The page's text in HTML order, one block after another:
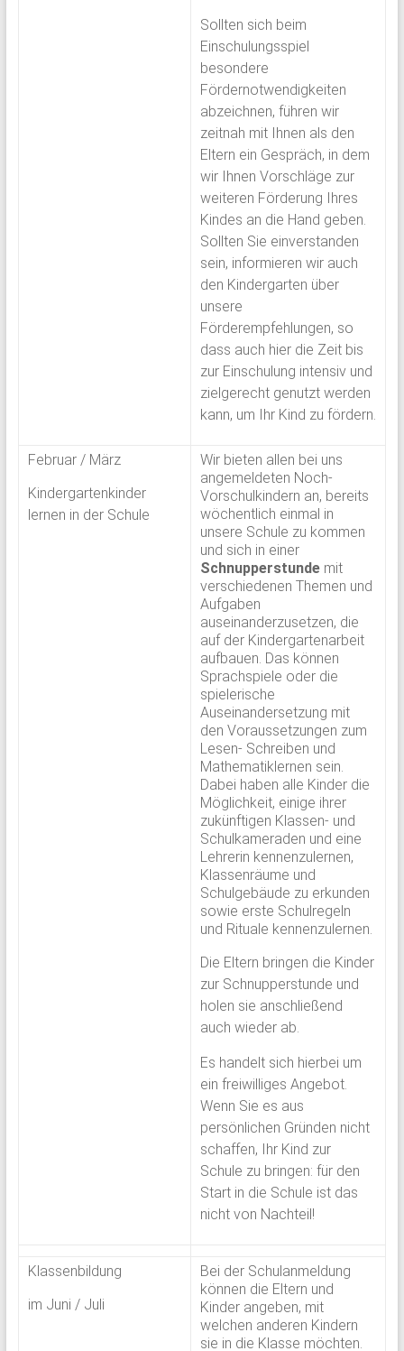
Sollten sich beim
Einschulungsspiel
besondere
Fördernotwendigkeiten
abzeichnen, führen wir
zeitnah mit Ihnen als den
Eltern ein Gespräch, in dem
wir Ihnen Vorschläge zur
weiteren Förderung Ihres
Kindes an die Hand geben.
Sollten Sie einverstanden
sein, informieren wir auch
den Kindergarten über
unsere
Förderempfehlungen, so
dass auch hier die Zeit bis
zur Einschulung intensiv und
zielgerecht genutzt werden
kann, um Ihr Kind zu fördern.
Februar / März
Kindergartenkinder
lernen in der Schule
Wir bieten allen bei uns
angemeldeten Noch-
Vorschulkindern an, bereits
wöchentlich einmal in
unsere Schule zu kommen
und sich in einer
Schnupperstunde mit
verschiedenen Themen und
Aufgaben
auseinanderzusetzen, die
auf der Kindergartenarbeit
aufbauen. Das können
Sprachspiele oder die
spielerische
Auseinandersetzung mit
den Voraussetzungen zum
Lesen- Schreiben und
Mathematiklernen sein.
Dabei haben alle Kinder die
Möglichkeit, einige ihrer
zukünftigen Klassen- und
Schulkameraden und eine
Lehrerin kennenzulernen,
Klassenräume und
Schulgebäude zu erkunden
sowie erste Schulregeln
und Rituale kennenzulernen.
Die Eltern bringen die Kinder
zur Schnupperstunde und
holen sie anschließend
auch wieder ab.
Es handelt sich hierbei um
ein freiwilliges Angebot.
Wenn Sie es aus
persönlichen Gründen nicht
schaffen, Ihr Kind zur
Schule zu bringen: für den
Start in die Schule ist das
nicht von Nachteil!
Klassenbildung
im Juni / Juli
Bei der Schulanmeldung
können die Eltern und
Kinder angeben, mit
welchen anderen Kindern
sie in die Klasse möchten.